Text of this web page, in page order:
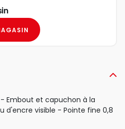
Embout et capuchon à la
d'encre visible - Pointe fine 0,8